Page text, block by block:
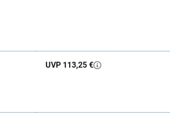
UVP 113,25 €